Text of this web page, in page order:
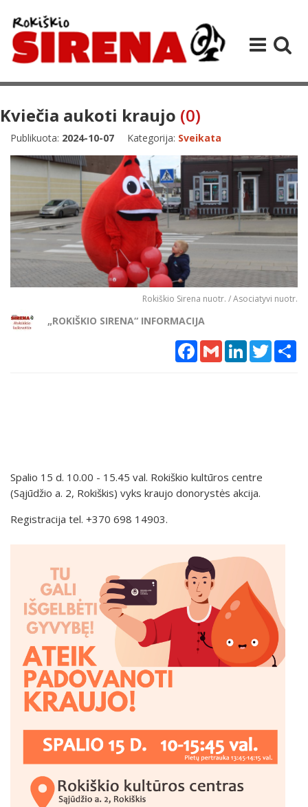
Kviečia aukoti kraujo (0)
Publikuota: 2024-10-07 Kategorija: Sveikata
Rokiškio Sirena nuotr. / Asociatyvi nuotr.
„ROKIŠKIO SIRENA“ INFORMACIJA
Facebook
Gmail LinkedInTwitter
Spalio 15 d. 10.00 - 15.45 val. Rokiškio kultūros centre
(Sąjūdžio a. 2, Rokiškis) vyks kraujo donorystės akcija.
Registracija tel. +370 698 14903.